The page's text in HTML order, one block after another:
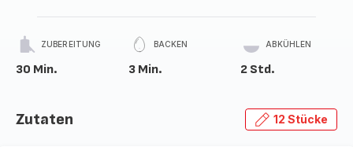
ZUBEREITUNG
30 Min.
BACKEN
3 Min.
ABKÜHLEN
2 Std.
Zutaten 12 Stücke